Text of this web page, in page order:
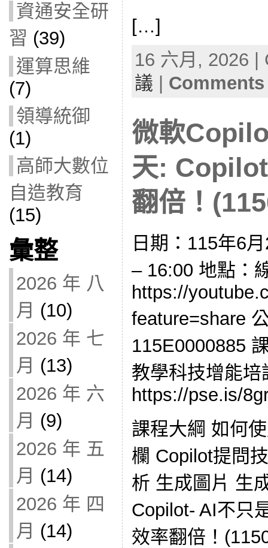
資通安全研
習 (39)
運算思維
(7)
領導統御
(1)
高師大數位
自造教育
(15)
彙整
2026 年 八
月 (10)
2026 年 七
月 (13)
2026 年 六
月 (9)
2026 年 五
月 (14)
2026 年 四
月 (14)
[…]
16 六月, 2026
議
微軟
天:
翻倍！
日期：115年6
– 16:00 地點：
https://
feature=share
115E0000885
教學科技增能
https://pse.is/
課程大綱 如何
欄 Copilot提問
析 生成圖片 生
Copilot- AI不只
效率翻倍！